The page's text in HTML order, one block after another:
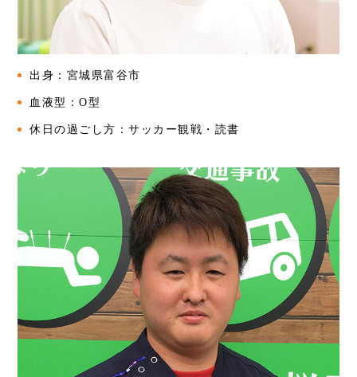
出身：宮城県富谷市
血液型：O型
休日の過ごし方：サッカー観戦・読書